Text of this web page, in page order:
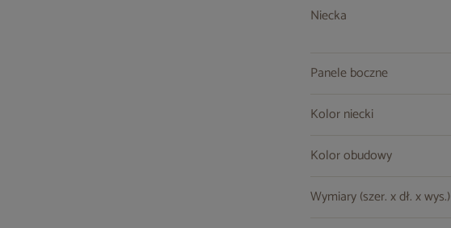
Niecka
Panele boczne
Kolor niecki
Kolor obudowy
Wymiary (szer. x dł. x wys.)